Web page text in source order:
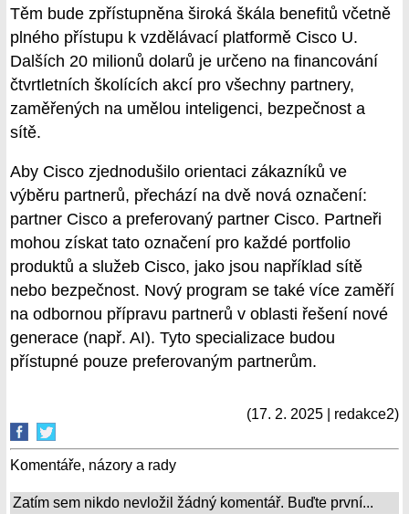
Těm bude zpřístupněna široká škála benefitů včetně
plného přístupu k vzdělávací platformě Cisco U.
Dalších 20 milionů dolarů je určeno na financování
čtvrtletních školících akcí pro všechny partnery,
zaměřených na umělou inteligenci, bezpečnost a
sítě.
Aby Cisco zjednodušilo orientaci zákazníků ve
výběru partnerů, přechází na dvě nová označení:
partner Cisco a preferovaný partner Cisco. Partneři
mohou získat tato označení pro každé portfolio
produktů a služeb Cisco, jako jsou například sítě
nebo bezpečnost. Nový program se také více zaměří
na odbornou přípravu partnerů v oblasti řešení nové
generace (např. AI). Tyto specializace budou
přístupné pouze preferovaným partnerům.
(17. 2. 2025 | redakce2)
Komentáře, názory a rady
Zatím sem nikdo nevložil žádný komentář. Buďte první...